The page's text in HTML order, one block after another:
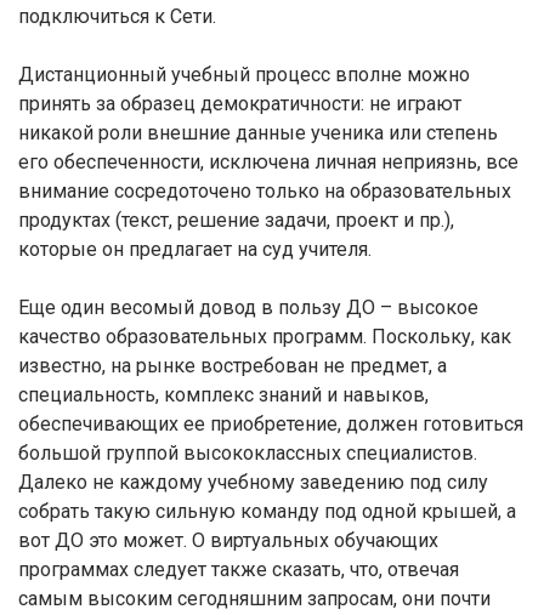
подключиться к Сети.
Дистанционный учебный процесс вполне можно
принять за образец демократичности: не играют
никакой роли внешние данные ученика или степень
его обеспеченности, исключена личная неприязнь, все
внимание сосредоточено только на образовательных
продуктах (текст, решение задачи, проект и пр.),
которые он предлагает на суд учителя.
Еще один весомый довод в пользу ДО – высокое
качество образовательных программ. Поскольку, как
известно, на рынке востребован не предмет, а
специальность, комплекс знаний и навыков,
обеспечивающих ее приобретение, должен готовиться
большой группой высококлассных специалистов.
Далеко не каждому учебному заведению под силу
собрать такую сильную команду под одной крышей, а
вот ДО это может. О виртуальных обучающих
программах следует также сказать, что, отвечая
самым высоким сегодняшним запросам, они почти